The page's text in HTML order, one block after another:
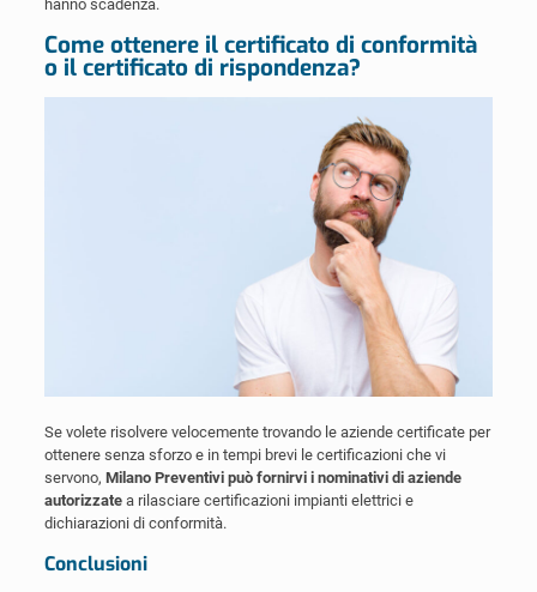
hanno scadenza.
Come ottenere il certificato di conformità
o il certificato di rispondenza?
Se volete risolvere velocemente trovando le aziende certificate per
ottenere senza sforzo e in tempi brevi le certificazioni che vi
servono, Milano Preventivi può fornirvi i nominativi di aziende
autorizzatea rilasciare certificazioni impianti elettrici e
dichiarazioni di conformità.
Conclusioni